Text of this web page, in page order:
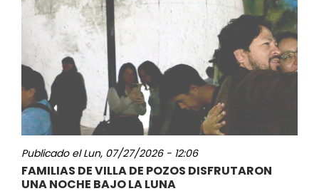
Publicado elLun, 07/27/2026 - 12:06
FAMILIAS DE VILLA DE POZOS DISFRUTARON
UNA NOCHE BAJO LA LUNA